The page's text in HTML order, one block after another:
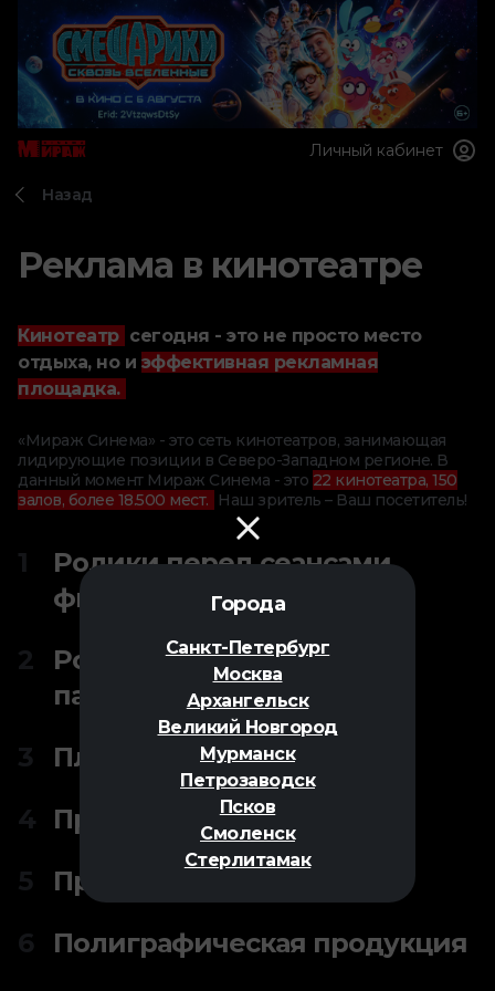
Города
Санкт-Петербург
Москва
Архангельск
Великий Новгород
Мурманск
Петрозаводск
Псков
Смоленск
Стерлитамак
Личный кабинет
Назад
Реклама в кинотеатре
Кинотеатр сегодня - это не просто место
отдыха, но и эффективная рекламная
площадка.
«Мираж Синема» - это сеть кинотеатров, занимающая
лидирующие позиции в Северо-Западном регионе. В
данный момент Мираж Синема - это 22 кинотеатра, 150
залов, более 18.500 мест.
Наш зритель – Ваш посетитель!
Ролики перед сеансами
фильмов
Роликов на плазменных
панелях
Плакаты в лайтбоксах
Промо-стенды
Промо-акции
Полиграфическая продукция